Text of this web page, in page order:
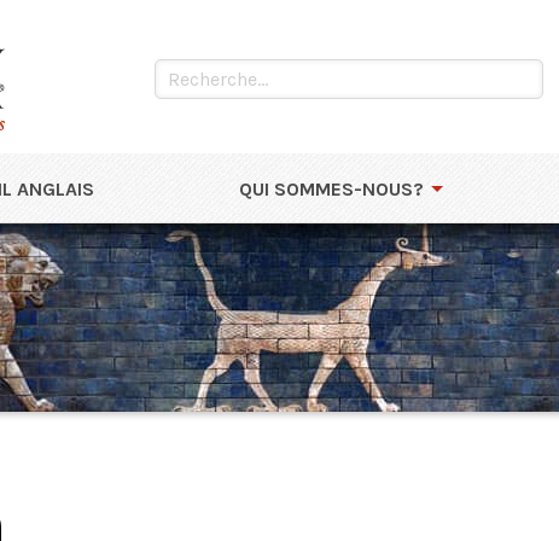
ANGLAIS QUI SOMMES-NOUS?